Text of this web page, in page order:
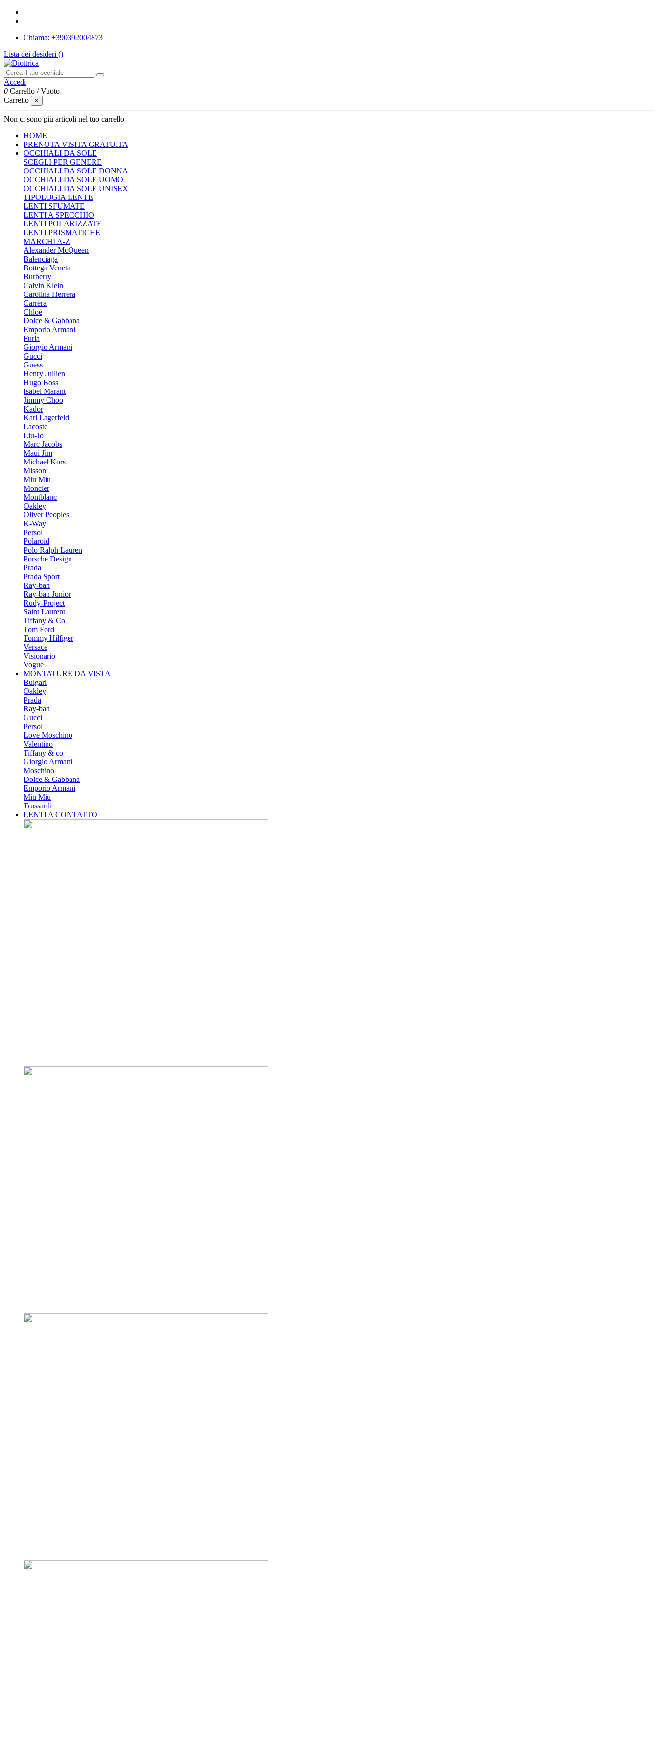
Chiama: +390392004873
Lista dei desideri ()
Accedi
0 Carrello /Vuoto
Carrello
×
Non ci sono più articoli nel tuo carrello
HOME
PRENOTA VISITA GRATUITA
OCCHIALI DA SOLE
SCEGLI PER GENERE
OCCHIALI DA SOLE DONNA
OCCHIALI DA SOLE UOMO
OCCHIALI DA SOLE UNISEX
TIPOLOGIA LENTE
LENTI SFUMATE
LENTI A SPECCHIO
LENTI POLARIZZATE
LENTI PRISMATICHE
MARCHI A-Z
Alexander McQueen
Balenciaga
Bottega Veneta
Burberry
Calvin Klein
Carolina Herrera
Carrera
Chloé
Dolce & Gabbana
Emporio Armani
Furla
Giorgio Armani
Gucci
Guess
Henry Jullien
Hugo Boss
Isabel Marant
Jimmy Choo
Kador
Karl Lagerfeld
Lacoste
Liu-Jo
Marc Jacobs
Maui Jim
Michael Kors
Missoni
Miu Miu
Moncler
Montblanc
Oakley
Oliver Peoples
K-Way
Persol
Polaroid
Polo Ralph Lauren
Porsche Design
Prada
Prada Sport
Ray-ban
Ray-ban Junior
Rudy-Project
Saint Laurent
Tiffany & Co
Tom Ford
Tommy Hilfiger
Versace
Visionario
Vogue
MONTATURE DA VISTA
Bulgari
Oakley
Prada
Ray-ban
Gucci
Persol
Love Moschino
Valentino
Tiffany & co
Giorgio Armani
Moschino
Dolce & Gabbana
Emporio Armani
Miu Miu
Trussardi
LENTI A CONTATTO